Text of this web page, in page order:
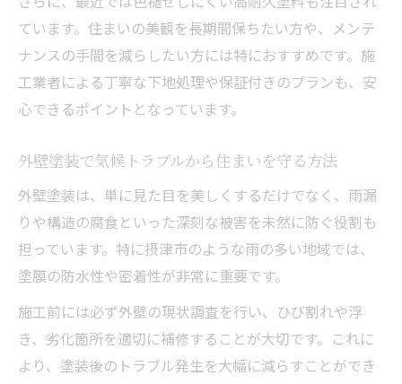
ています。住まいの美観を長期間保ちたい方や、メンテ
ナンスの手間を減らしたい方には特におすすめです。施
工業者による丁寧な下地処理や保証付きのプランも、安
心できるポイントとなっています。
外壁塗装で気候トラブルから住まいを守る方法
外壁塗装は、単に見た目を美しくするだけでなく、雨漏
りや構造の腐食といった深刻な被害を未然に防ぐ役割も
担っています。特に摂津市のような雨の多い地域では、
塗膜の防水性や密着性が非常に重要です。
施工前には必ず外壁の現状調査を行い、ひび割れや浮
き、劣化箇所を適切に補修することが大切です。これに
より、塗装後のトラブル発生を大幅に減らすことができ